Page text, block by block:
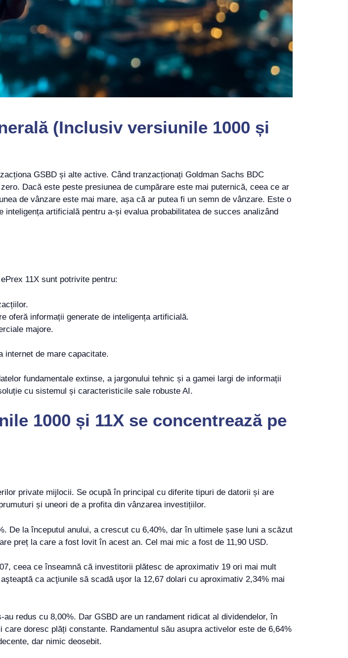
(Inclusiv versiunile 1000 și
GSBD și alte active. Când tranzacționați Goldman Sachs BDC
Dacă este peste presiunea de cumpărare este mai puternică, ceea ce ar
de vânzare este mai mare, așa că ar putea fi un semn de vânzare. Este o
artificială pentru a-și evalua probabilitatea de succes analizând
11X sunt potrivite pentru:
oferă informații generate de inteligența artificială.
majore.
internet de mare capacitate.
fundamentale extinse, a jargonului tehnic și a gamei largi de informații
cu sistemul și caracteristicile sale robuste AI.
1000 și 11X se concentrează pe
private mijlocii. Se ocupă în principal cu diferite tipuri de datorii și are
și uneori de a profita din vânzarea investițiilor.
De la începutul anului, a crescut cu 6,40%, dar în ultimele șase luni a scăzut
preț la care a fost lovit în acest an. Cel mai mic a fost de 11,90 USD.
ceea ce înseamnă că investitorii plătesc de aproximativ 19 ori mai mult
ca acţiunile să scadă uşor la 12,67 dolari cu aproximativ 2,34% mai
redus cu 8,00%. Dar GSBD are un randament ridicat al dividendelor, în
doresc plăți constante. Randamentul său asupra activelor este de 6,64%
dar nimic deosebit.